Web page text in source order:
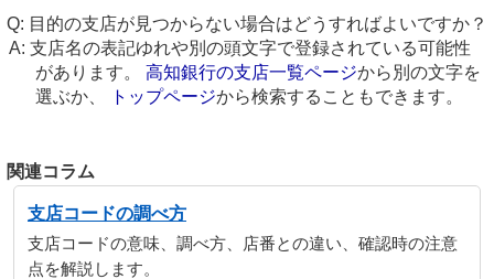
目的の支店が見つからない場合はどうすればよいですか？
支店名の表記ゆれや別の頭文字で登録されている可能性
があります。 高知銀行の支店一覧ページから別の文字を
選ぶか、
トップページから検索することもできます。
関連コラム
支店コードの調べ方
支店コードの意味、調べ方、店番との違い、確認時の注意
点を解説します。